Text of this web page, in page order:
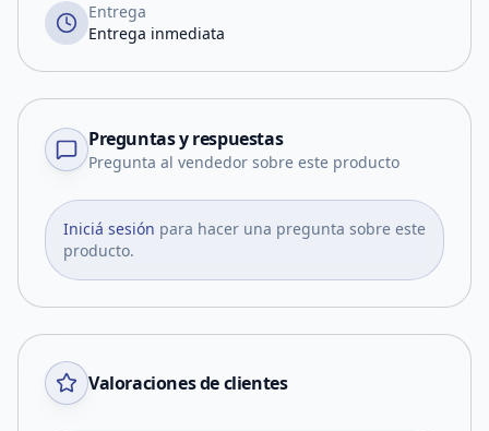
Entrega
Entrega inmediata
Preguntas y respuestas
Pregunta al vendedor sobre este producto
Iniciá sesión para hacer una pregunta sobre este
producto.
Valoraciones de clientes